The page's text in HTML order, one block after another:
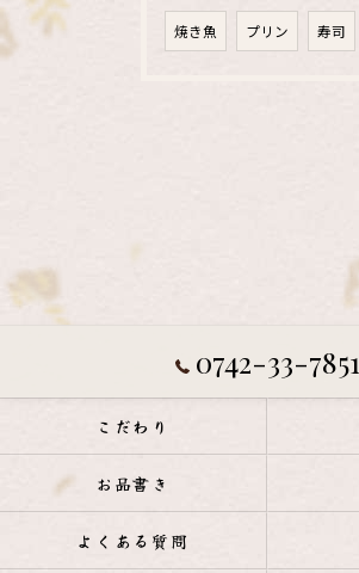
焼き魚 プリン 寿司
0742-33-7851
こだわり
お品書き
よくある質問